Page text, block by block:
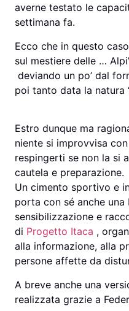
averne testato le
settimana fa.
Ecco che in questo
sul mestiere delle …
deviando un po’ dal
poi tanto data la natura
Estro dunque ma
niente si improvvisa
respingerti se non la si
cautela e preparazione.
Un cimento sportivo e
porta con sé anche una
sensibilizzazione e
di Progetto Itaca ,
alla informazione, alla
persone affette da
A breve anche una
realizzata grazie a